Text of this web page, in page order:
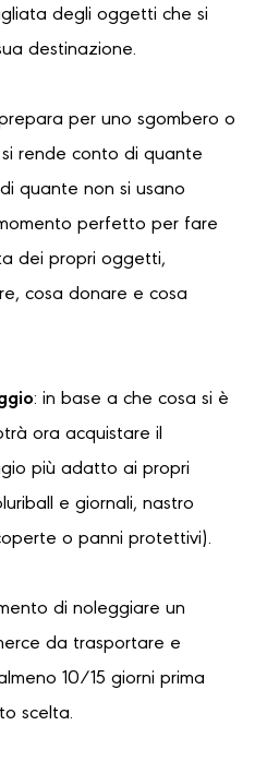
degli oggetti che si
destinazione.
per uno sgombero o
rende conto di quante
quante non si usano
perfetto per fare
dei propri oggetti,
cosa donare e cosa
: in base a che cosa si è
ora acquistare il
più adatto ai propri
e giornali, nastro
o panni protettivi).
di noleggiare un
da trasportare e
10/15 giorni prima
scelta.